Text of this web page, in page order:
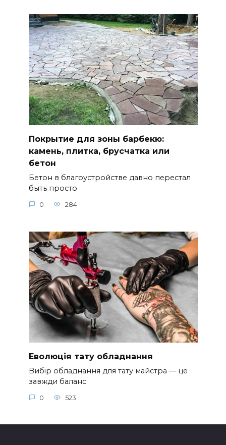
Покрытие для зоны барбекю:
камень, плитка, брусчатка или
бетон
Бетон в благоустройстве давно перестал
быть просто
0 284
Еволюція тату обладнання
Вибір обладнання для тату майстра — це
завжди баланс
0 523